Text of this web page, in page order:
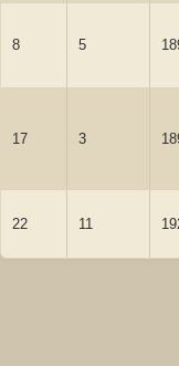
8 5
17 3
22 11